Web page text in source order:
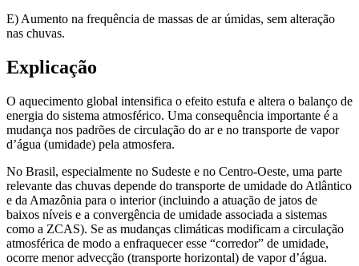
E) Aumento na frequência de massas de ar úmidas, sem alteração
nas chuvas.
Explicação
O aquecimento global intensifica o efeito estufa e altera o balanço de
energia do sistema atmosférico. Uma consequência importante é a
mudança nos padrões de circulação do ar e no transporte de vapor
d’água (umidade) pela atmosfera.
No Brasil, especialmente no Sudeste e no Centro-Oeste, uma parte
relevante das chuvas depende do transporte de umidade do Atlântico
e da Amazônia para o interior (incluindo a atuação de jatos de
baixos níveis e a convergência de umidade associada a sistemas
como a ZCAS). Se as mudanças climáticas modificam a circulação
atmosférica de modo a enfraquecer esse “corredor” de umidade,
ocorre menor advecção (transporte horizontal) de vapor d’água.